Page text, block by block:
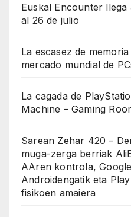
Euskal Encounter llega
al 26 de julio
La escasez de
mercado mundial de
La cagada de
Machine – Gaming
Sarean Zehar 420 –
muga-zerga berriak
AAren kontrola,
Androidengatik eta
fisikoen amaiera